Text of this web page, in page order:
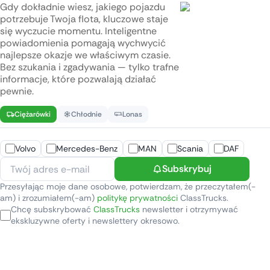
Gdy dokładnie wiesz, jakiego pojazdu
potrzebuje Twoja flota, kluczowe staje
się wyczucie momentu. Inteligentne
powiadomienia pomagają wychwycić
najlepsze okazje we właściwym czasie.
Bez szukania i zgadywania — tylko trafne
informacje, które pozwalają działać
pewnie.
Ciężarówki Chłodnie Lonas
Volvo Mercedes-Benz MAN Scania DAF
Subskrybuj
Przesyłając moje dane osobowe, potwierdzam, że przeczytałem(-
am) i zrozumiałem(-am) politykę prywatności ClassTrucks.
Chcę subskrybować ClassTrucks newsletter i otrzymywać
ekskluzywne oferty i newslettery okresowo.